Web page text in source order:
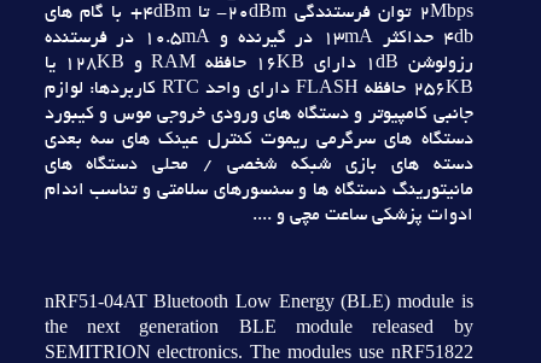
2Mbps توان فرستندگي 20dBm- تا 4dBm+ با گام هاي
4db حداکثر 13mA در گيرنده و 10.5mA در فرستنده
رزولوشن 1dB داراي 16KB حافظه RAM و 128KB يا
256KB حافظه FLASH داراي واحد RTC کاربردها: لوازم
جانبي کامپيوتر و دستگاه هاي ورودي خروجي موس و کيبورد
دستگاه هاي سرگرمي ريموت کنترل عينک هاي سه بعدي
دسته هاي بازي شبکه شخصي / محلي دستگاه هاي
مانيتورينگ دستگاه ها و سنسورهاي سلامتي و تناسب اندام
ادوات پزشکي ساعت مچي و ....
nRF51-04AT Bluetooth Low Energy (BLE) module is
the next generation BLE module released by
SEMITRION electronics. The modules use nRF51822